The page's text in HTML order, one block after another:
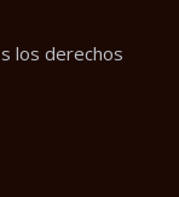
los derechos